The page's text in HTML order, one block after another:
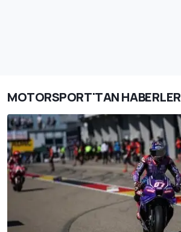
MOTORSPORT'TAN HABERLER